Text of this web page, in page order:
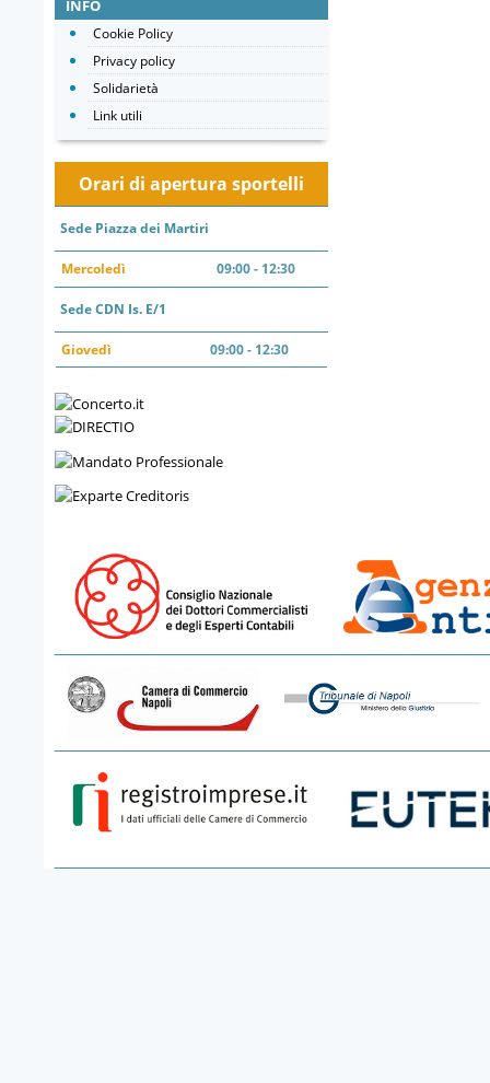
INFO
Cookie Policy
Privacy policy
Solidarietà
Link utili
Orari di apertura sportelli
Sede Piazza dei Martiri
Mercoledì 09:00 - 12:30
Sede CDN Is. E/1
Giovedì 09:00 - 12:30